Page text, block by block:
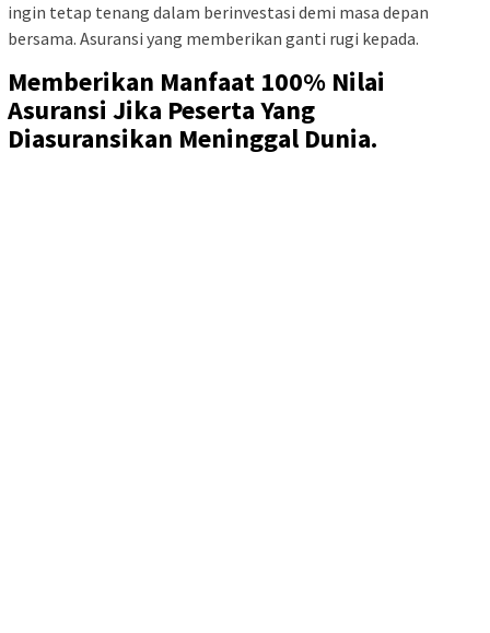
ingin tetap tenang dalam berinvestasi demi masa depan
bersama. Asuransi yang memberikan ganti rugi kepada.
Memberikan Manfaat 100% Nilai
Asuransi Jika Peserta Yang
Diasuransikan Meninggal Dunia.